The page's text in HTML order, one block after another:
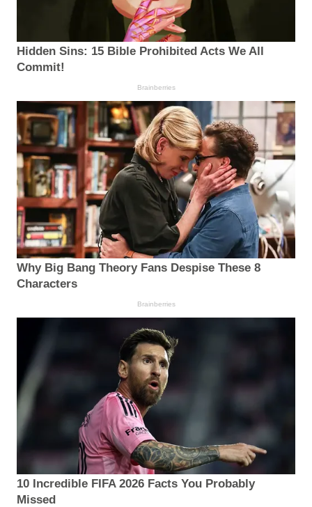
Hidden Sins: 15 Bible Prohibited Acts We All
Commit!
Brainberries
Why Big Bang Theory Fans Despise These 8
Characters
Brainberries
10 Incredible FIFA 2026 Facts You Probably
Missed